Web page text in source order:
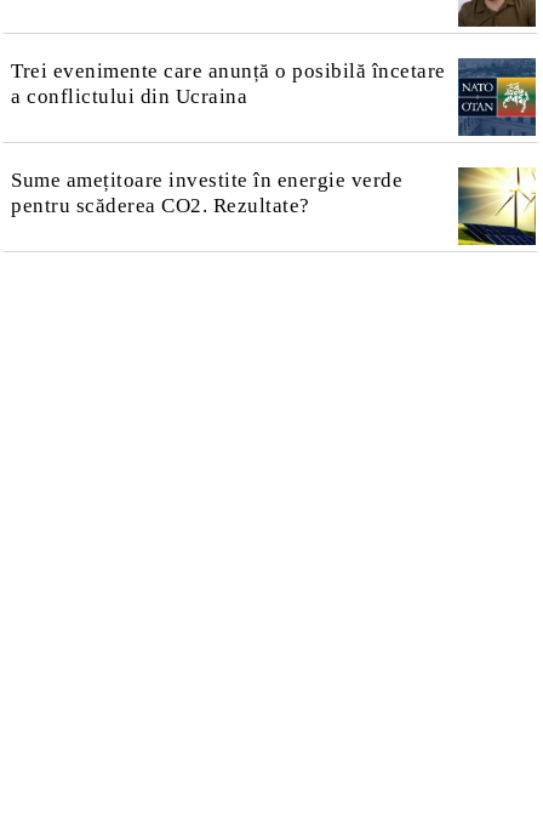
Trei evenimente care anunță o posibilă încetare
a conflictului din Ucraina
Sume amețitoare investite în energie verde
pentru scăderea CO2. Rezultate?